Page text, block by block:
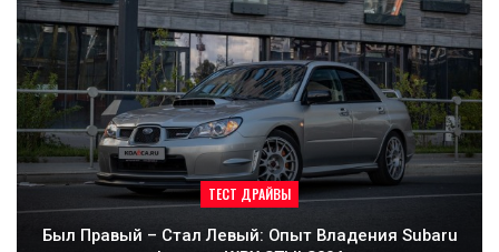
ТЕСТ ДРАЙВЫ
Был Правый – Стал Левый: Опыт Владения Subaru